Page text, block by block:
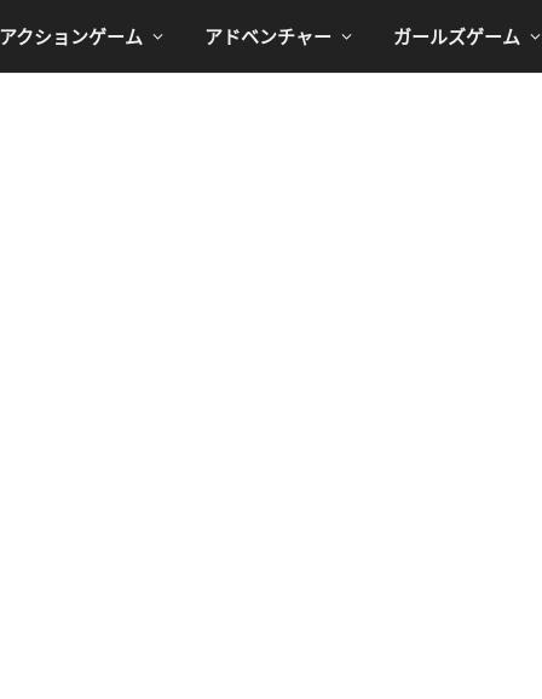
アクションゲーム アドベンチャー ガールズゲーム